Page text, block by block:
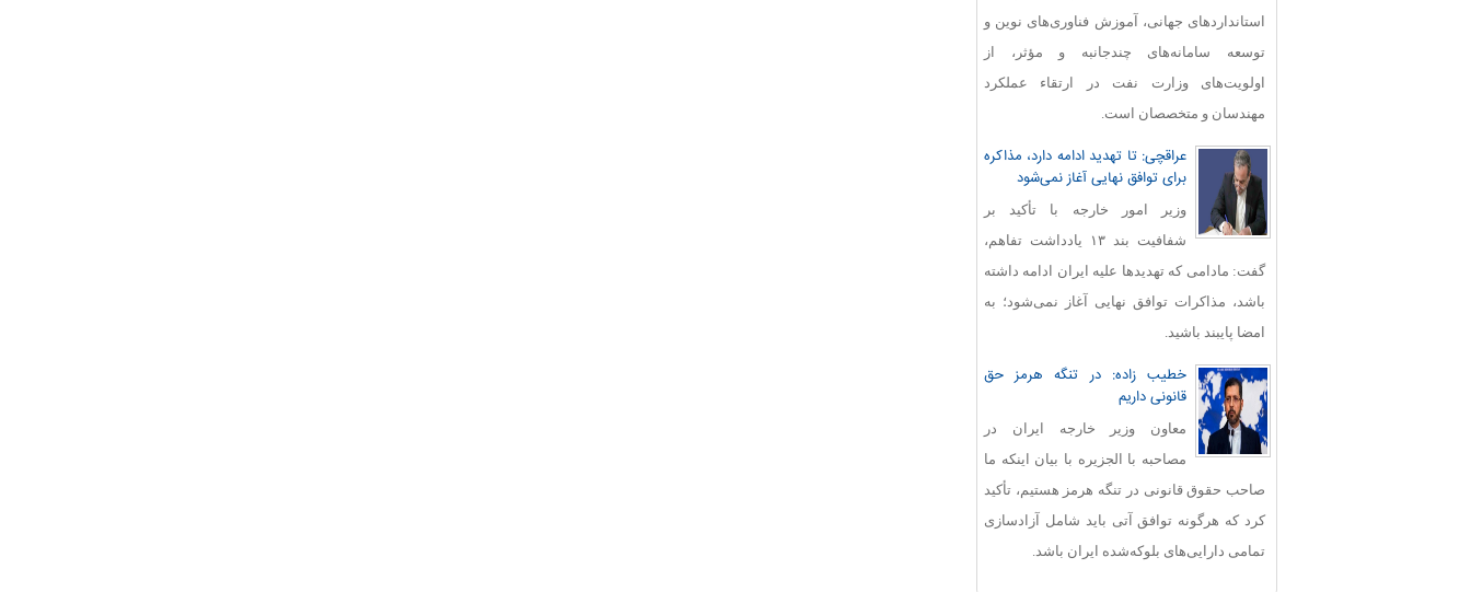
استانداردهای جهانی، آموزش فناوری‌های نوین و
توسعه سامانه‌های چندجانبه و مؤثر، از
اولویت‌های وزارت نفت در ارتقاء عملکرد
مهندسان و متخصصان است.
عراقچی: تا تهدید ادامه دارد، مذاکره
برای توافق نهایی آغاز نمی‌شود
وزیر امور خارجه با تأکید بر
شفافیت بند ۱۳ یادداشت تفاهم،
گفت: مادامی که تهدیدها علیه ایران ادامه داشته
باشد، مذاکرات توافق نهایی آغاز نمی‌شود؛ به
امضا پایبند باشید.
خطیب زاده: در تنگه هرمز حق
قانونی داریم
معاون وزیر خارجه ایران در
مصاحبه با الجزیره با بیان اینکه ما
صاحب حقوق قانونی در تنگه هرمز هستیم، تأکید
کرد که هرگونه توافق آتی باید شامل آزادسازی
تمامی دارایی‌های بلوکه‌شده ایران باشد.